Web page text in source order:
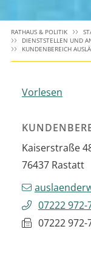
RATHAUS & POLITIK
DIENSTSTELLEN UND
KUNDENBEREICH
Vorlesen
Kaiserstraße
76437 Rastatt
07222 972-
07222 972-